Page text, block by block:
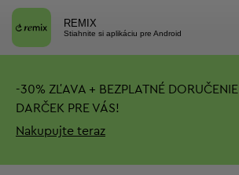
REMIX
Stiahnite si aplikáciu pre Android
-30% ZĽAVA + BEZPLATNÉ DORUČENIE
DARČEK PRE VÁS!
Nakupujte teraz